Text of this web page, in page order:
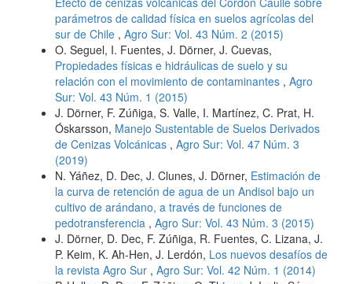
parámetros de calidad física en suelos agrícolas del
sur de Chile , Agro Sur: Vol. 43 Núm. 2 (2015)
O. Seguel, I. Fuentes, J. Dörner, J. Cuevas,
Propiedades físicas e hidráulicas de suelo y su
relación con el movimiento de contaminantes , Agro
Sur: Vol. 43 Núm. 1 (2015)
J. Dörner, F. Zúñiga, S. Valle, I. Martínez, C. Prat, H.
Óskarsson, Manejo Sustentable de Suelos Derivados
de Cenizas Volcánicas , Agro Sur: Vol. 47 Núm. 3
(2019)
N. Yáñez, D. Dec, J. Clunes, J. Dörner, Estimación de
la curva de retención de agua de un Andisol bajo un
cultivo de arándano, a través de funciones de
pedotransferencia , Agro Sur: Vol. 43 Núm. 3 (2015)
J. Dörner, D. Dec, F. Zúñiga, R. Fuentes, C. Lizana, J.
P. Keim, K. Ah-Hen, J. Lerdón, Los nuevos desafíos de
la revista Agro Sur , Agro Sur: Vol. 42 Núm. 1 (2014)